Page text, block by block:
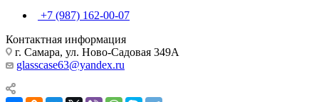
+7 (987) 162-00-07
Контактная информация
г. Самара, ул. Ново-Садовая 349А
glasscase63@yandex.ru